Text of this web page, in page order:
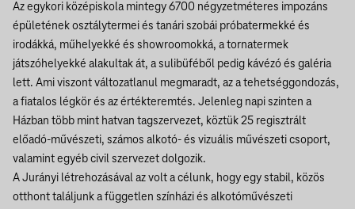
Az egykori középiskola mintegy 6700 négyzetméteres impozáns
épületének osztálytermei és tanári szobái próbatermekké és
irodákká, műhelyekké és showroomokká, a tornatermek
játszóhelyekké alakultak át, a sulibüféből pedig kávézó és galéria
lett. Ami viszont változatlanul megmaradt, az a tehetséggondozás,
a fiatalos légkör és az értékteremtés. Jelenleg napi szinten a
Házban több mint hatvan tagszervezet, köztük 25 regisztrált
előadó-művészeti, számos alkotó- és vizuális művészeti csoport,
valamint egyéb civil szervezet dolgozik.
A Jurányi létrehozásával az volt a célunk, hogy egy stabil, közös
otthont találjunk a független színházi és alkotóművészeti